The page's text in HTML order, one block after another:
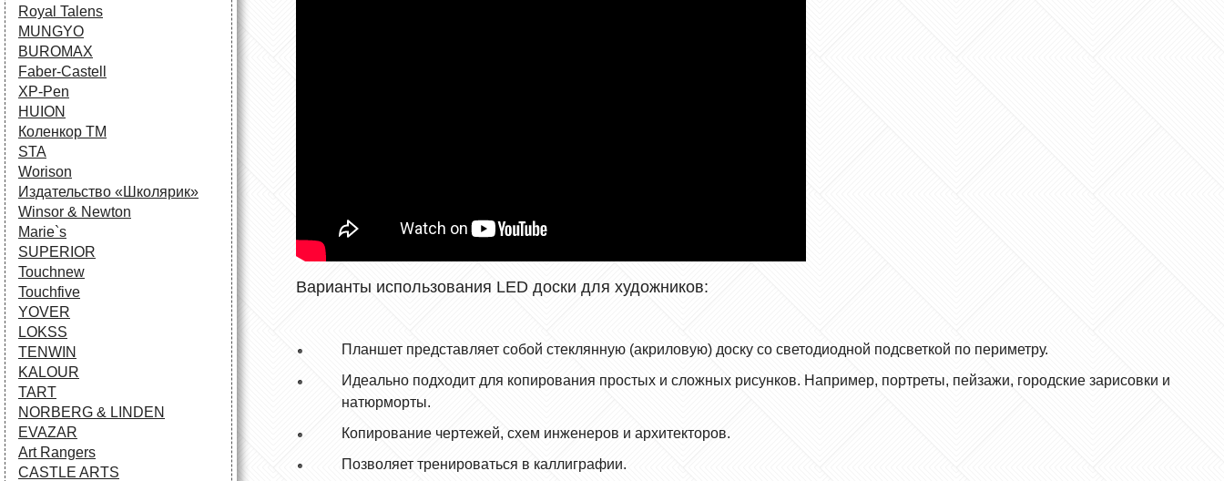
Royal Talens
MUNGYO
BUROMAX
Faber-Castell
XP-Pen
HUION
Коленкор ТМ
STA
Worison
Издательство «Школярик»
Winsor & Newton
Marie`s
SUPERIOR
Touchnew
Touchfive
YOVER
LOKSS
TENWIN
KALOUR
TART
NORBERG & LINDEN
EVAZAR
Art Rangers
CASTLE ARTS
Варианты использования LED доски для художников:
Планшет представляет собой стеклянную (акриловую) доску со светодиодной подсветкой по периметру.
Идеально подходит для копирования простых и сложных рисунков. Например, портреты, пейзажи, городские зарисовки и
натюрморты.
Копирование чертежей, схем инженеров и архитекторов.
Позволяет тренироваться в каллиграфии.